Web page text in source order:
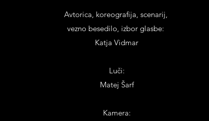
Avtorica, koreografija, scenarij,
vezno besedilo, izbor glasbe:
Katja Vidmar
Luči:
Matej Šarf
Kamera: